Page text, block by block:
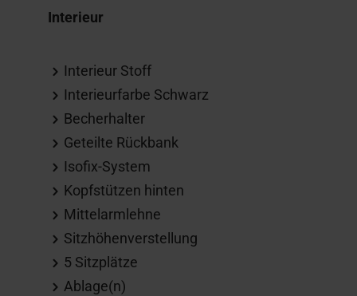
Interieur
Interieur Stoff
Interieurfarbe Schwarz
Becherhalter
Geteilte Rückbank
Isofix-System
Kopfstützen hinten
Mittelarmlehne
Sitzhöhenverstellung
5 Sitzplätze
Ablage(n)